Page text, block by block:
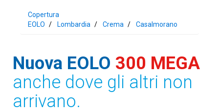
Copertura
EOLO
Lombardia Crema Casalmorano
Nuova EOLO 300 MEGA
anche dove gli altri non
arrivano.